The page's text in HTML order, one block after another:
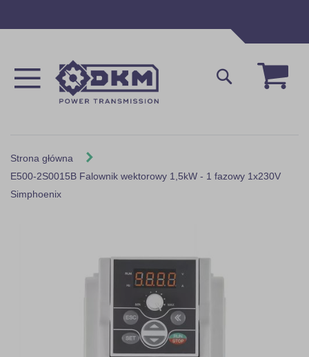
Mój
Szukaj
Strona główna
E500-2S0015B Falownik wektorowy 1,5kW - 1 fazowy 1x230V
Simphoenix